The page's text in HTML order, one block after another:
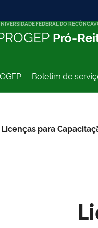
FEDERAL DO
Pró-
Boletim de
Licenças para